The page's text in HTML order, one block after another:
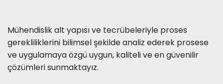
Mühendislik alt yapısı ve tecrübeleriyle proses
gerekliliklerini bilimsel şekilde analiz ederek prosese
ve uygulamaya özgü uygun, kaliteli ve en güvenilir
çözümleri sunmaktayız.